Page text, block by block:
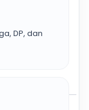
DP, dan